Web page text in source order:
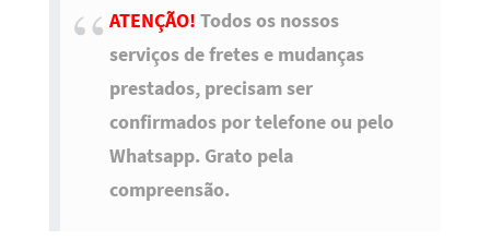
ATENÇÃO! Todos os nossos
serviços de fretes e mudanças
prestados, precisam ser
confirmados por telefone ou pelo
Whatsapp. Grato pela
compreensão.